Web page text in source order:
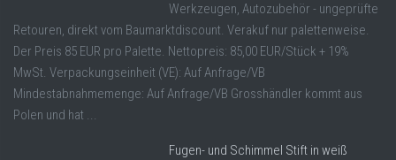
Werkzeugen, Autozubehör - ungeprüfte
Retouren, direkt vom Baumarktdiscount. Verakuf nur palettenweise.
Der Preis 85 EUR pro Palette. Nettopreis: 85,00 EUR/Stück + 19%
MwSt. Verpackungseinheit (VE): Auf Anfrage/VB
Mindestabnahmemenge: Auf Anfrage/VB Grosshändler kommt aus
Polen und hat ...
Fugen- und Schimmel Stift in weiß